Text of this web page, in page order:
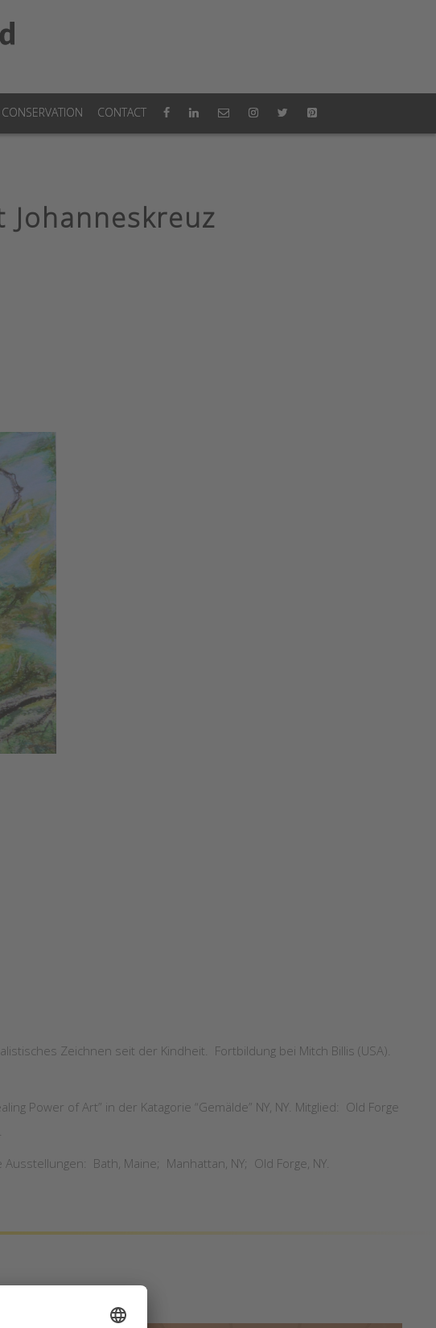
CONSERVATION CONTACT
Zeichnen seit der Kindheit. Fortbildung bei Mitch Billis (USA).
Power of Art” in der Katagorie “Gemälde” NY, NY. Mitglied: Old Forge
Bath, Maine; Manhattan, NY; Old Forge, NY.